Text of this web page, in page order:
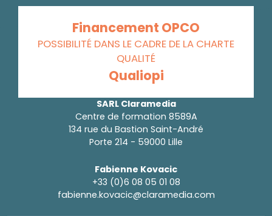
Financement OPCO
POSSIBILITÉ DANS LE CADRE DE LA CHARTE
QUALITÉ
Qualiopi
SARL Claramedia
Centre de formation 8589A
134 rue du Bastion Saint-André
Porte 214 - 59000 Lille
Fabienne Kovacic
+33 (0)6 08 05 01 08
fabienne.kovacic@claramedia.com